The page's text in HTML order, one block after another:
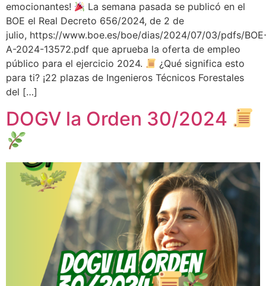
emocionantes!
La semana pasada se publicó en el
BOE el Real Decreto 656/2024, de 2 de
julio, https://www.boe.es/boe/dias/2024/07/03/pdfs/
A-2024-13572.pdf que aprueba la oferta de empleo
público para el ejercicio 2024.
¿Qué significa esto
para ti? ¡22 plazas de Ingenieros Técnicos Forestales
del […]
DOGV la Orden 30/2024